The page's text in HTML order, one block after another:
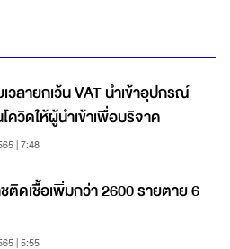
วลายกเว้น VAT นำเข้าอุปกรณ์
ควิดให้ผู้นำเข้าเพื่อบริจาค
| 7:48
ติดเชื้อเพิ่มกว่า 2600 รายตาย 6
| 5:55